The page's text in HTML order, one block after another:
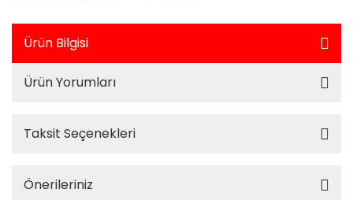
Ürün Bilgisi
Ürün Yorumları
Taksit Seçenekleri
Önerileriniz